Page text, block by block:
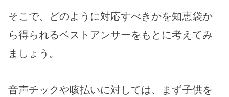
そこで、どのように対応すべきかを知恵袋か
ら得られるベストアンサーをもとに考えてみ
ましょう。
音声チックや咳払いに対しては、まず子供を